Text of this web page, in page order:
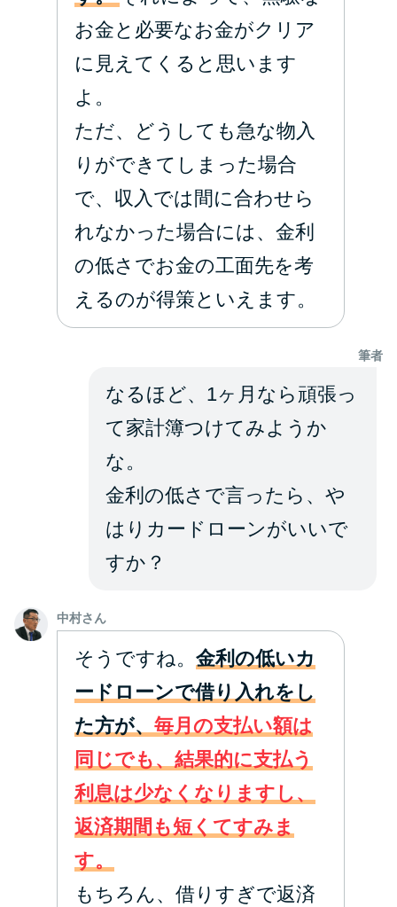
お金と必要なお金がクリア
に見えてくると思います
よ。
ただ、どうしても急な物入
りができてしまった場合
で、収入では間に合わせら
れなかった場合には、金利
の低さでお金の工面先を考
えるのが得策といえます。
筆者
なるほど、1ヶ月なら頑張っ
て家計簿つけてみようか
な。
金利の低さで言ったら、や
はりカードローンがいいで
すか？
中村さん
そうですね。 金利の低いカ
ードローンで借り入れをし
た方が、 毎月の支払い額は
同じでも、結果的に支払う
利息は少なくなりますし、
返済期間も短くてすみま
す。
もちろん、借りすぎで返済